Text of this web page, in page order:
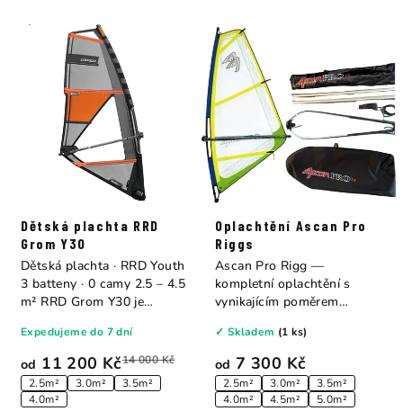
Dětská plachta RRD
Grom Y30
od 11 200 Kč14 000 Kč
2.5m² 3.0m²
3.5m²
4.0m²
Expedujeme do 7 dní
Dětská plachta · RRD Youth
3 batteny · 0 camy 2.5 – 4.5
m² RRD Grom Y30 je
Oplachtění Ascan Pro
Riggs
od 7 300 Kč
2.5m² 3.0m²
3.5m²
4.0m²
4.5m² 5.0m²
✓ Skladem (1 ks)
Ascan Pro Rigg —
kompletní oplachtění s
vynikajícím poměrem
mládež...